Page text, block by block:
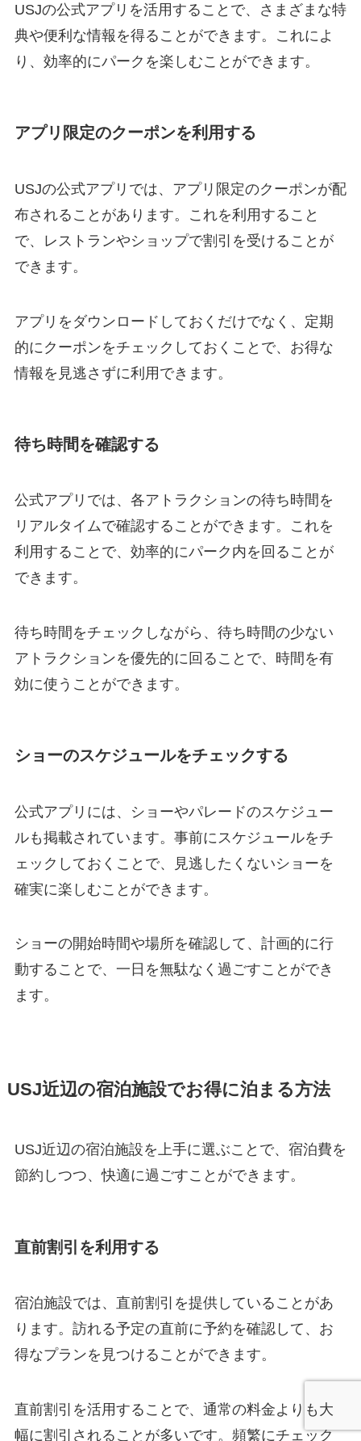
USJの公式アプリを活用することで、さまざまな特
典や便利な情報を得ることができます。これによ
り、効率的にパークを楽しむことができます。
アプリ限定のクーポンを利用する
USJの公式アプリでは、アプリ限定のクーポンが配
布されることがあります。これを利用すること
で、レストランやショップで割引を受けることが
できます。
アプリをダウンロードしておくだけでなく、定期
的にクーポンをチェックしておくことで、お得な
情報を見逃さずに利用できます。
待ち時間を確認する
公式アプリでは、各アトラクションの待ち時間を
リアルタイムで確認することができます。これを
利用することで、効率的にパーク内を回ることが
できます。
待ち時間をチェックしながら、待ち時間の少ない
アトラクションを優先的に回ることで、時間を有
効に使うことができます。
ショーのスケジュールをチェックする
公式アプリには、ショーやパレードのスケジュー
ルも掲載されています。事前にスケジュールをチ
ェックしておくことで、見逃したくないショーを
確実に楽しむことができます。
ショーの開始時間や場所を確認して、計画的に行
動することで、一日を無駄なく過ごすことができ
ます。
USJ近辺の宿泊施設でお得に泊まる方法
USJ近辺の宿泊施設を上手に選ぶことで、宿泊費を
節約しつつ、快適に過ごすことができます。
直前割引を利用する
宿泊施設では、直前割引を提供していることがあ
ります。訪れる予定の直前に予約を確認して、お
得なプランを見つけることができます。
直前割引を活用することで、通常の料金よりも大
幅に割引されることが多いです。頻繁にチェック